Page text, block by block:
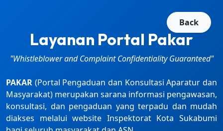
Back
Layanan Portal Pakar
"Whistleblower and Complaint Confidentiality Guaranteed"
PAKAR (Portal Pengaduan dan Konsultasi Aparatur dan
Masyarakat) merupakan sarana informasi pengawasan,
konsultasi, dan pengaduan yang terpadu dan mudah
diakses melalui website Inspektorat Kota Sukabumi